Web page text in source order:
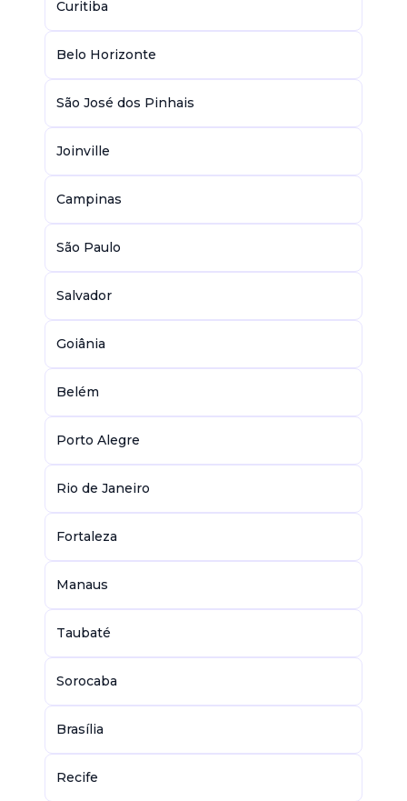
Curitiba
Belo Horizonte
São José dos Pinhais
Joinville
Campinas
São Paulo
Salvador
Goiânia
Belém
Porto Alegre
Rio de Janeiro
Fortaleza
Manaus
Taubaté
Sorocaba
Brasília
Recife